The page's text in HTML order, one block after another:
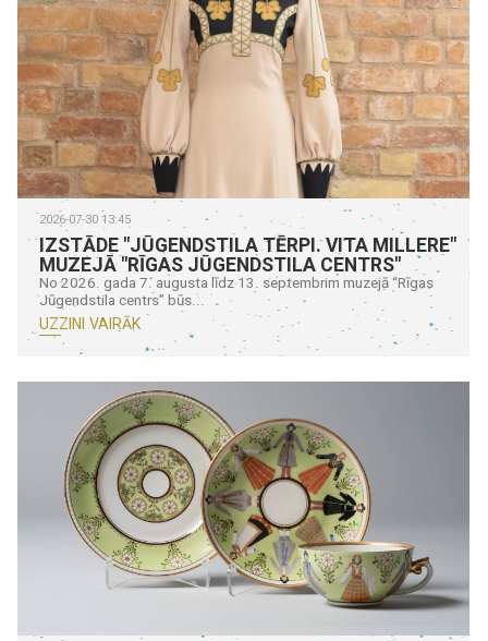
2026-07-30 13:45
IZSTĀDE "JŪGENDSTILA TĒRPI. VITA MILLERE"
MUZEJĀ "RĪGAS JŪGENDSTILA CENTRS"
No 2026. gada 7. augusta līdz 13. septembrim muzejā “Rīgas
Jūgendstila centrs” būs...
UZZINI VAIRĀK